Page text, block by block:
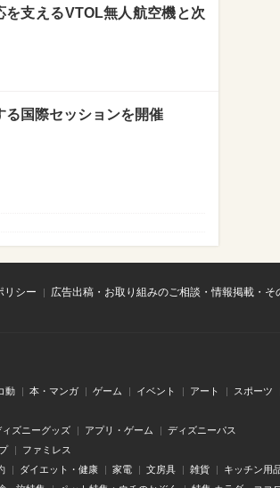
支えるVTOL無人航空機と次
国際セッションを開催
リシー
広告出稿・お取り組みのご相談・情報掲載・そ
動 本・マンガ ゲーム イベント アート スポーツ
ィズニーグッズ アプリ・ゲーム ディズニーパス
ファミレス
ダイエット・健康 家電 文房具 雑貨 キッチン用